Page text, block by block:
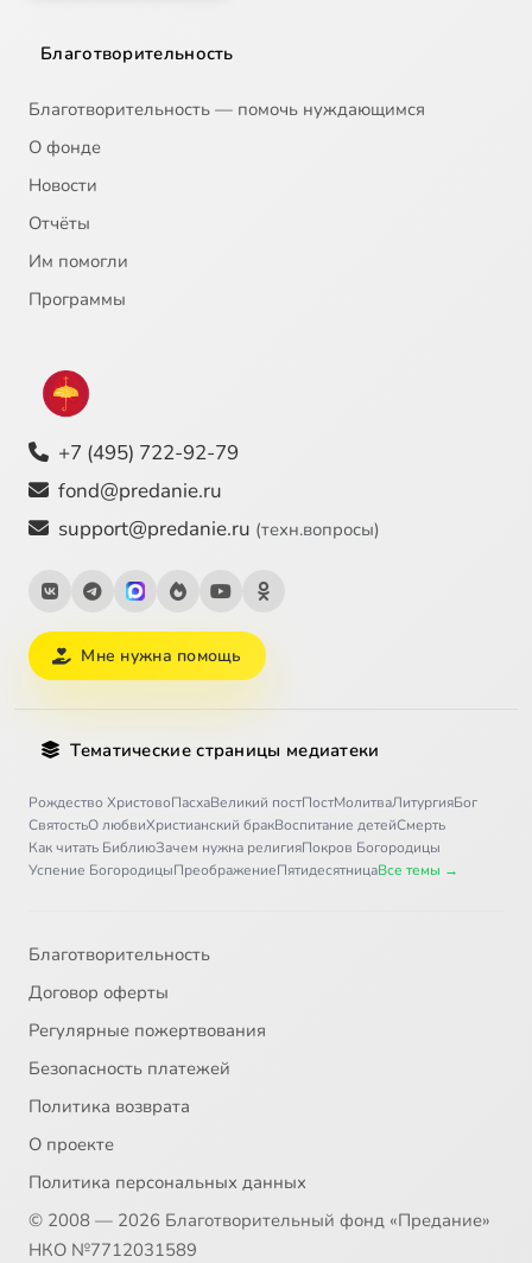
Благотворительность
Благотворительность — помочь нуждающимся
О фонде
Новости
Отчёты
Им помогли
Программы
+7 (495) 722-92-79
fond@predanie.ru
support@predanie.ru (техн.вопросы)
Мне нужна помощь
Тематические страницы медиатеки
Рождество ХристовоПасхаВеликий постПостМолитваЛитургияБог
СвятостьО любвиХристианский бракВоспитание детейСмерть
Как читать БиблиюЗачем нужна религияПокров Богородицы
Успение БогородицыПреображениеПятидесятницаВсе темы →
Благотворительность
Договор оферты
Регулярные пожертвования
Безопасность платежей
Политика возврата
О проекте
Политика персональных данных
© 2008 — 2026 Благотворительный фонд «Предание»
НКО №7712031589